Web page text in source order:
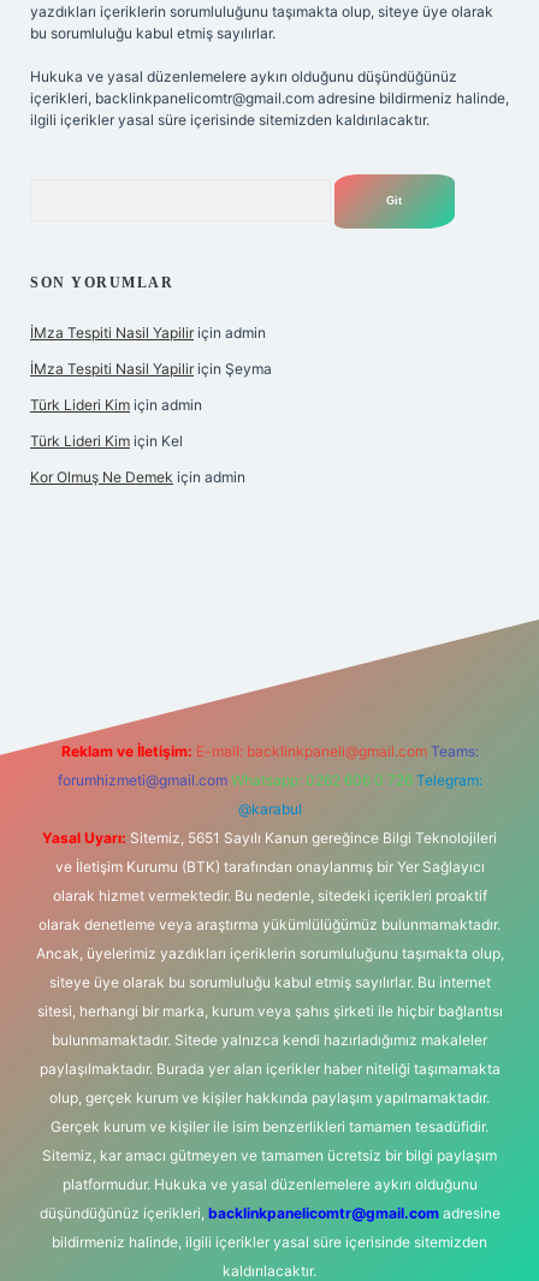
yazdıkları içeriklerin sorumluluğunu taşımakta olup, siteye üye olarak
bu sorumluluğu kabul etmiş sayılırlar.
Hukuka ve yasal düzenlemelere aykırı olduğunu düşündüğünüz
içerikleri, backlinkpanelicomtr@gmail.com adresine bildirmeniz halinde,
ilgili içerikler yasal süre içerisinde sitemizden kaldırılacaktır.
SON YORUMLAR
İMza Tespiti Nasil Yapilir için admin
İMza Tespiti Nasil Yapilir için Şeyma
Türk Lideri Kim için admin
Türk Lideri Kim için Kel
Kor Olmuş Ne Demek için admin
Reklam ve İletişim: E-mail: backlinkpaneli@gmail.com Teams:
forumhizmeti@gmail.com Whatsapp: 0262 606 0 726 Telegram:
@karabul
Yasal Uyarı: Sitemiz, 5651 Sayılı Kanun gereğince Bilgi Teknolojileri
ve İletişim Kurumu (BTK) tarafından onaylanmış bir Yer Sağlayıcı
olarak hizmet vermektedir. Bu nedenle, sitedeki içerikleri proaktif
olarak denetleme veya araştırma yükümlülüğümüz bulunmamaktadır.
Ancak, üyelerimiz yazdıkları içeriklerin sorumluluğunu taşımakta olup,
siteye üye olarak bu sorumluluğu kabul etmiş sayılırlar. Bu internet
sitesi, herhangi bir marka, kurum veya şahıs şirketi ile hiçbir bağlantısı
bulunmamaktadır. Sitede yalnızca kendi hazırladığımız makaleler
paylaşılmaktadır. Burada yer alan içerikler haber niteliği taşımamakta
olup, gerçek kurum ve kişiler hakkında paylaşım yapılmamaktadır.
Gerçek kurum ve kişiler ile isim benzerlikleri tamamen tesadüfidir.
Sitemiz, kar amacı gütmeyen ve tamamen ücretsiz bir bilgi paylaşım
platformudur. Hukuka ve yasal düzenlemelere aykırı olduğunu
düşündüğünüz içerikleri, backlinkpanelicomtr@gmail.comadresine
bildirmeniz halinde, ilgili içerikler yasal süre içerisinde sitemizden
kaldırılacaktır.